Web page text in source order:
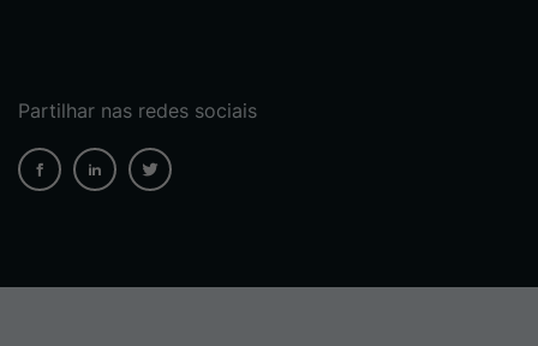
Partilhar nas redes sociais